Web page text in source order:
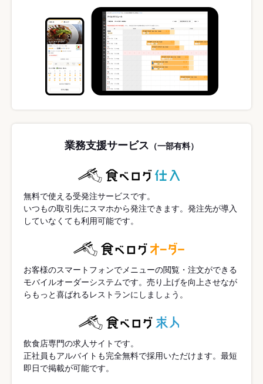
業務支援サービス （一部有料）
無料で使える受発注サービスです。
いつもの取引先にスマホから発注できます。発注先が導入
していなくても利用可能です。
お客様のスマートフォンでメニューの閲覧・注文ができる
モバイルオーダーシステムです。売り上げを向上させなが
らもっと喜ばれるレストランにしましょう。
飲食店専門の求人サイトです。
正社員もアルバイトも完全無料で採用いただけます。最短
即日で掲載が可能です。